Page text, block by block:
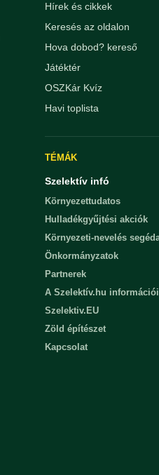
Hírek és cikkek
Keresés az oldalon
Hova dobod? kereső
Játéktér
OSZKár Kvíz
Havi toplista
TÉMÁK
Szelektív infó
Környezettudatos
Hulladékgyűjtési akciók
Környezeti-nevelés
Önkormányzatok
Partnerek
A Szelektív.hu információi
Szelektiv.EU
Zöld építészet
Kapcsolat